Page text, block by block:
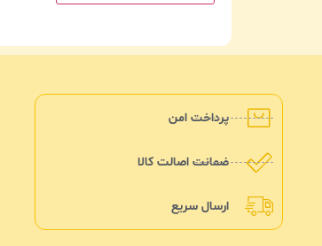
پرداخت امن
ضمانت اصالت کالا
ارسال سریع